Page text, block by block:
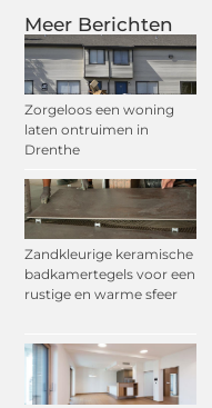
Meer Berichten
Zorgeloos een woning
laten ontruimen in
Drenthe
Zandkleurige keramische
badkamertegels voor een
rustige en warme sfeer